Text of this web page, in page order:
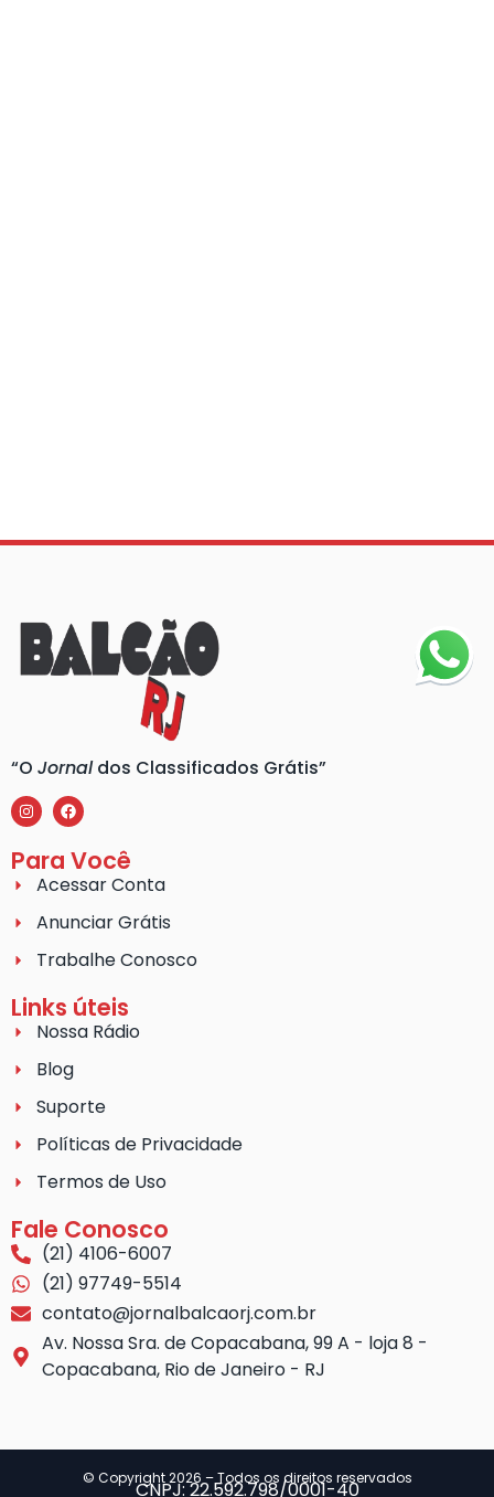
“O Jornaldos Classificados Grátis”
Para Você
Acessar Conta
Anunciar Grátis
Trabalhe Conosco
Links úteis
Nossa Rádio
Blog
Suporte
Políticas de Privacidade
Termos de Uso
Fale Conosco
(21) 4106-6007
(21) 97749-5514
contato@jornalbalcaorj.com.br
Av. Nossa Sra. de Copacabana, 99 A - loja 8 -
Copacabana, Rio de Janeiro - RJ
© Copyright 2026 – Todos os direitos reservados
CNPJ: 22.592.798/0001-40